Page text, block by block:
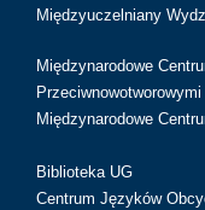
Międzyuczelniany
Międzynarodowe
Międzynarodowe
Biblioteka UG
Centrum Języków